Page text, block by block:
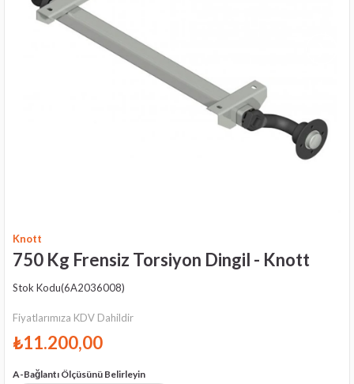
Knott
750 Kg Frensiz Torsiyon Dingil - Knott
Stok Kodu(6A2036008)
Fiyatlarımıza KDV Dahildir
₺11.200,00
A-Bağlantı Ölçüsünü Belirleyin